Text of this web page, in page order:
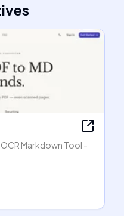
OCR Markdown Tool -